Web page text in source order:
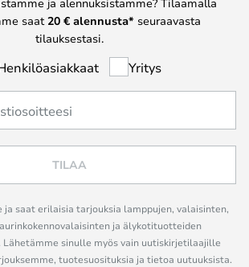
saat 20 € alennusta* seuraavasta
tilauksestasi.
Yritys
TILAA
saat erilaisia tarjouksia lamppujen, valaisinten,
ja älykotituotteiden
sinulle myös vain uutiskirjetilaajille
tuotesuosituksia ja tietoa uutuuksista.